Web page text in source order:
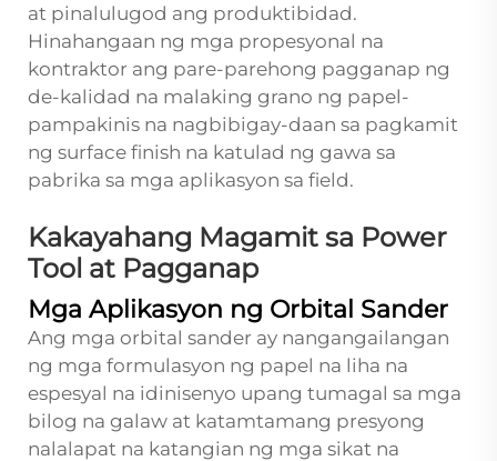
at pinalulugod ang produktibidad.
Hinahangaan ng mga propesyonal na
kontraktor ang pare-parehong pagganap ng
de-kalidad na malaking grano ng papel-
pampakinis na nagbibigay-daan sa pagkamit
ng surface finish na katulad ng gawa sa
pabrika sa mga aplikasyon sa field.
Kakayahang Magamit sa Power
Tool at Pagganap
Mga Aplikasyon ng Orbital Sander
Ang mga orbital sander ay nangangailangan
ng mga formulasyon ng papel na liha na
espesyal na idinisenyo upang tumagal sa mga
bilog na galaw at katamtamang presyong
nalalapat na katangian ng mga sikat na